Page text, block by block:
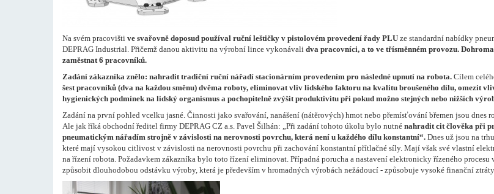
Na svém pracovišti ve svařovně doposud používal ruční leštičky v pistolovém provedení řady PLU ze standardní nabídky
DEPRAG Industrial. Přičemž danou aktivitu na výrobní lince vykonávali dva pracovníci, a to ve třísměnném provozu.
zaměstnat 6 pracovníků.
Zadání zákazníka znělo: nahradit tradiční ruční nářadí stacionárním provedením pro následné upnutí na robota. Cílem
šest pracovníků (dva na každou směnu) dvěma roboty, eliminovat vliv lidského faktoru na kvalitu broušeného dílu, omezit
hygienických podmínek na lidský organismus a pochopitelně zvýšit produktivitu při pokud možno stejných nebo nižších
Zadání na první pohled vcelku jasné. Činnosti jako svařování, nanášení (nátěrových) hmot nebo přemísťování břemen jsou dnes
Ale jak říká obchodní ředitel firmy DEPRAG CZ a.s. Pavel Šilhán: „Při zadání tohoto úkolu bylo nutné nahradit cit člověka při
pneumatickým nářadím strojně v závislosti na nerovnosti povrchu, která není u každého dílu konstantní“. Dnes už jsou na
které mají vysokou citlivost v závislosti na nerovnosti povrchu při zachování konstantní přítlačné síly. Mají však své vlastní
na řízení robota. Požadavkem zákazníka bylo toto řízení eliminovat. Případná porucha a nastavení elektronicky řízeného procesu
způsobit dlouhodobou odstávku výroby, která je především v hromadných výrobách nežádoucí - způsobuje vysoké finanční